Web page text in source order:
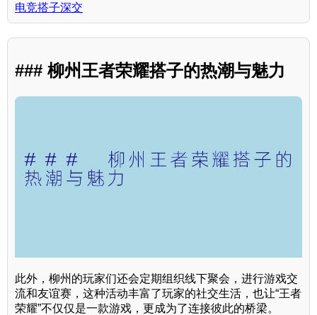
电竞搭子深交
### 柳州王者荣耀搭子的热潮与魅力
此外，柳州的玩家们还会定期组织线下聚会，进行游戏交
流和友谊赛，这种活动丰富了玩家的社交生活，也让“王者
荣耀”不仅仅是一款游戏，更成为了连接彼此的桥梁。